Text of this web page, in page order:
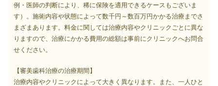
例・医師の判断により、稀に保険を適用できるケースもございま
す）。施術内容や状態によって数千円～数百万円かかる治療までさ
まざまあります。料金に関しては治療内容やクリニックごとに異な
りますので、治療にかかる費用の総額は事前にクリニックへお問合
せください。
【審美歯科治療の治療期間】
治療内容やクリニックによって大きく異なります。また、一人ひと